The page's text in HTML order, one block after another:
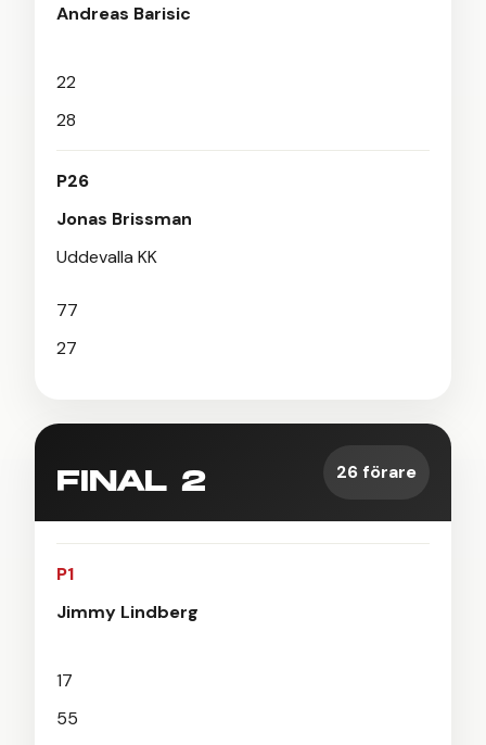
Andreas Barisic
22
28
P26
Jonas Brissman
Uddevalla KK
77
27
FINAL 2 26 förare
P1
Jimmy Lindberg
17
55